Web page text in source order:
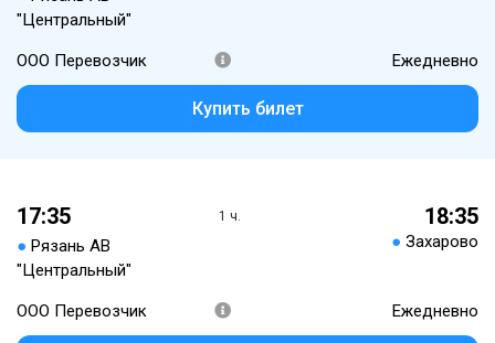
"Центральный"
ООО Перевозчик Ежедневно
Купить билет
17:35
● Рязань АВ
"Центральный"
1 ч. 18:35
● Захарово
ООО Перевозчик Ежедневно